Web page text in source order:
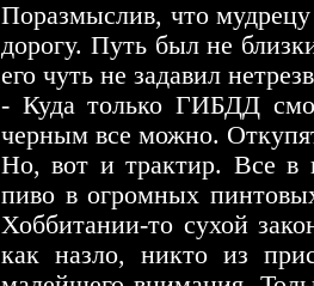
Поразмыслив, что
дорогу. Путь был не
его чуть не задавил
- Куда только ГИБДД
черным все можно.
Но, вот и трактир. Все в
пиво в огромных
Хоббитании-то сухой
как назло, никто из